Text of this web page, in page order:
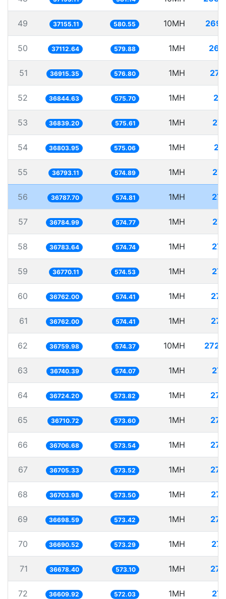
49 37155.11 580.55 10MH
50 37112.64 579.88 1MH
51 36915.35 576.80 1MH
52 36844.63 575.70 1MH
53 36839.20 575.61 1MH
54 36803.95 575.06 1MH
55 36793.11 574.89 1MH
56 36787.70 574.81 1MH
57 36784.99 574.77 1MH
58 36783.64 574.74 1MH
59 36770.11 574.53 1MH
60 36762.00 574.41 1MH
61 36762.00 574.41 1MH
62 36759.98 574.37 10MH
63 36740.39 574.07 1MH
64 36724.20 573.82 1MH
65 36710.72 573.60 1MH
66 36706.68 573.54 1MH
67 36705.33 573.52 1MH
68 36703.98 573.50 1MH
69 36698.59 573.42 1MH
70 36690.52 573.29 1MH
71 36678.40 573.10 1MH
72 36609.92 572.03 1MH